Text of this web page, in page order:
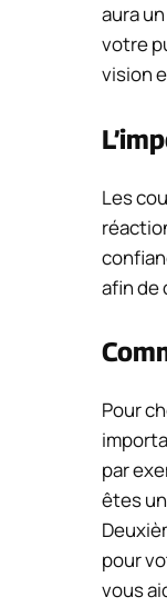
aura
votre
vision
Les
afin de
Pour
par
êtes
pour
vous